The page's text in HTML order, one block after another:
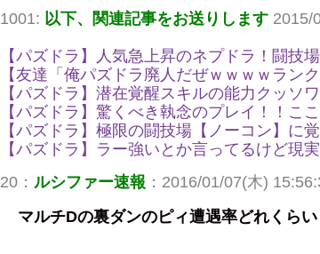
1001: 以下、関連記事をお送りします 2015/
【パズドラ】人気急上昇のネプドラ！闘技
【友達「俺パズドラ廃人だぜｗｗｗｗラン
【パズドラ】潜在覚醒スキルの能力クッソ
【パズドラ】驚くべき執念のプレイ！！こ
【パズドラ】極限の闘技場【ノーコン】に
【パズドラ】ラー強いとか言ってるけど現
20： ルシファー速報 ：2016/01/07(木)
マルチDの裏ダンのピィ遭遇率どれくら